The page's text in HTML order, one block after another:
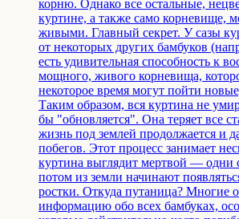
корню. Однако все остальные,
куртине, а также само корневище,
живыми. Главный секрет. У сазы
от некоторых других бамбуков
есть удивительная способность к
мощного, живого корневища,
некоторое время могут пойти
Таким образом, вся куртина не
бы "обновляется". Она теряет все
жизнь под землей продолжается и
побегов. Этот процесс занимает
куртина выглядит мертвой — одни
потом из земли начинают
ростки. Откуда путаница? Многие
информацию обо всех бамбуках,